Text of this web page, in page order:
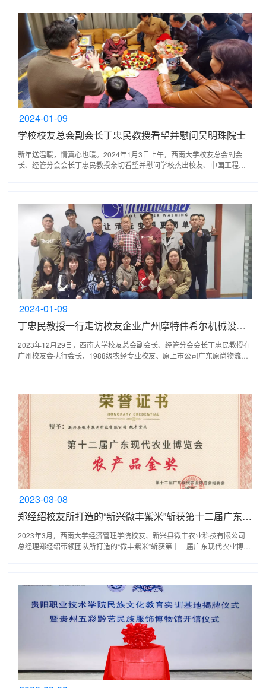
2024-01-09
学校校友总会副会长丁忠民教授看望并慰问吴明珠院士
新年送温暖，情真心也暖。2024年1月3日上午，西南大学校友总会副会
长、经管分会会长丁忠民教授亲切看望并慰问学校杰出校友、中国工程院
2024-01-09
丁忠民教授一行走访校友企业广州摩特伟希尔机械设备有限公司
2023年12月29日，西南大学校友总会副会长、经管分会会长丁忠民教授在
广州校友会执行会长、1988级农经专业校友、原上市公司广东原尚物流股
2023-03-08
郑经绍校友所打造的“新兴微丰紫米”斩获第十二届广东现代农业博览会农产品金奖
2023年3月，西南大学经济管理学院校友、新兴县微丰农业科技有限公司
总经理郑经绍带领团队所打造的“微丰紫米”斩获第十二届广东现代农业博览